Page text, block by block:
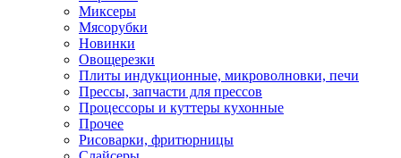
Миксеры
Мясорубки
Новинки
Овощерезки
Плиты индукционные, микроволновки, печи
Прессы, запчасти для прессов
Процессоры и куттеры кухонные
Прочее
Рисоварки, фритюрницы